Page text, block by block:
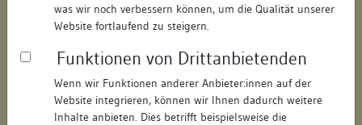
was wir noch verbessern können, um die Qualität unserer
Website fortlaufend zu steigern.
Funktionen von Drittanbietenden
Wenn wir Funktionen anderer Anbieter:innen auf der
Website integrieren, können wir Ihnen dadurch weitere
Inhalte anbieten. Dies betrifft beispielsweise die
Straße: Kirchstraße
Hausnummer: 79
Postleitzahl: 74354
Stadt-Teilort: Besigheim